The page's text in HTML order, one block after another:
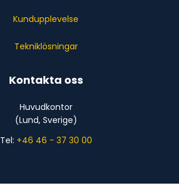
Kundupplevelse
Tekniklösningar
Kontakta oss
Huvudkontor
(Lund, Sverige)
Tel: +46 46 - 37 30 00